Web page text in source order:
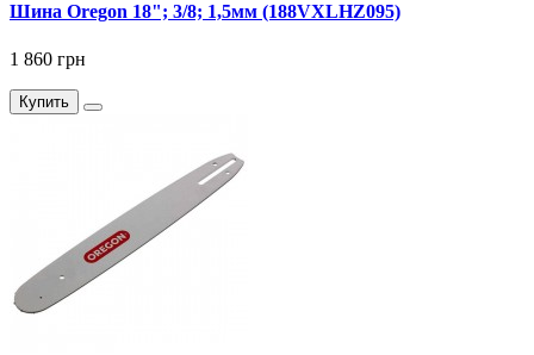
Шина Oregon 18"; 3/8; 1,5мм (188VXLHZ095)
1 860 грн
Купить